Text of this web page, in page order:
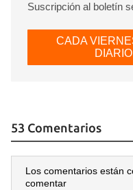
Suscripción al boletín
CADA
53 Comentarios
Los comentarios están
comentar